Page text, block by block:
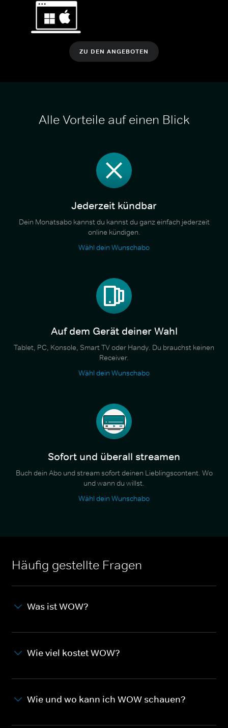
ZU DEN ANGEBOTEN
Alle Vorteile auf einen Blick
Jederzeit kündbar
Dein Monatsabo kannst du kannst du ganz einfach jederzeit
online kündigen.
Wähl dein Wunschabo
Auf dem Gerät deiner Wahl
Tablet, PC, Konsole, Smart TV oder Handy. Du brauchst keinen
Receiver.
Wähl dein Wunschabo
Sofort und überall streamen
Buch dein Abo und stream sofort deinen Lieblingscontent. Wo
und wann du willst.
Wähl dein Wunschabo
Häufig gestellte Fragen
Was ist WOW?
Wie viel kostet WOW?
Wie und wo kann ich WOW schauen?